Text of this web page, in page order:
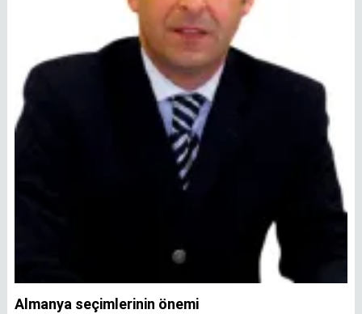
Almanya seçimlerinin önemi